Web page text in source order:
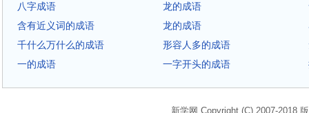
八字成语
龙的成语
含有近义词的成语
龙的成语
千什么万什么的成语
形容人多的成语
一的成语
一字开头的成语
新学网 Copyright (C) 2007-2018